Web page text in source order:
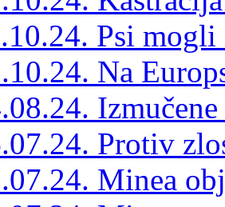
Psi
Na
Protiv
Minea